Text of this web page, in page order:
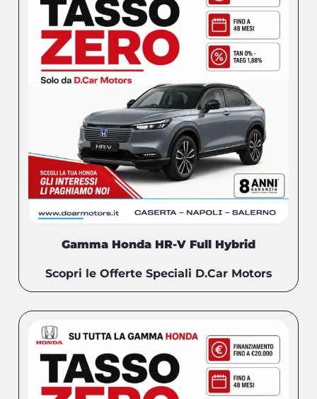
Gamma Honda HR-V Full Hybrid
Scopri le Offerte Speciali D.Car Motors